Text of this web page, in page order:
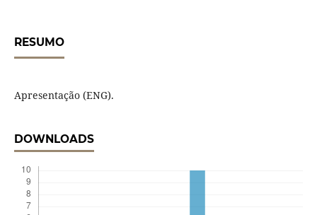
RESUMO
Apresentação (ENG).
DOWNLOADS